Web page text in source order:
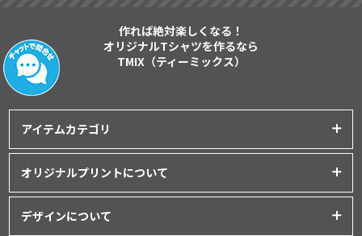
作れば絶対楽しくなる！
オリジナルTシャツを作るなら
TMIX（ティーミックス）
アイテムカテゴリ
ポロシャツ│ スポーツウェア
オリジナルプリントについて
デザインについて